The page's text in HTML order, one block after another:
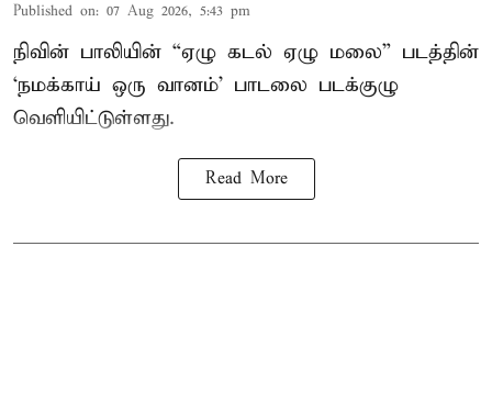
Published on: 07 Aug 2026, 5:43 pm
நிவின் பாலியின் “ஏழு கடல் ஏழு மலை” படத்தின்
‘நமக்காய் ஒரு வானம்’ பாடலை படக்குழு
வெளியிட்டுள்ளது.
Read More